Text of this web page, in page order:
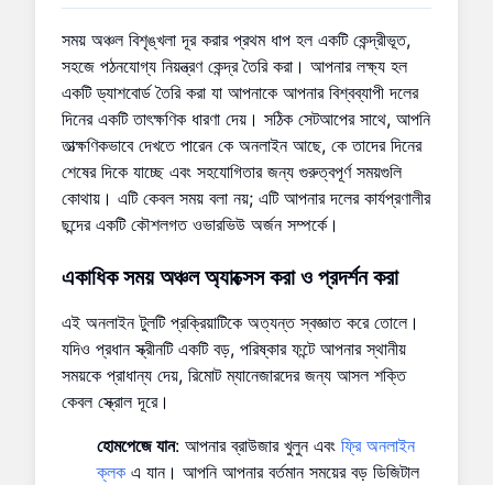
সময় অঞ্চল বিশৃঙ্খলা দূর করার প্রথম ধাপ হল একটি কেন্দ্রীভূত,
সহজে পঠনযোগ্য নিয়ন্ত্রণ কেন্দ্র তৈরি করা। আপনার লক্ষ্য হল
একটি ড্যাশবোর্ড তৈরি করা যা আপনাকে আপনার বিশ্বব্যাপী দলের
দিনের একটি তাৎক্ষণিক ধারণা দেয়। সঠিক সেটআপের সাথে, আপনি
তাত্ক্ষণিকভাবে দেখতে পারেন কে অনলাইন আছে, কে তাদের দিনের
শেষের দিকে যাচ্ছে এবং সহযোগিতার জন্য গুরুত্বপূর্ণ সময়গুলি
কোথায়। এটি কেবল সময় বলা নয়; এটি আপনার দলের কার্যপ্রণালীর
ছন্দের একটি কৌশলগত ওভারভিউ অর্জন সম্পর্কে।
একাধিক সময় অঞ্চলঅ্যাক্সেস করা ও প্রদর্শন করা
এই অনলাইন টুলটি প্রক্রিয়াটিকে অত্যন্ত স্বজ্ঞাত করে তোলে।
যদিও প্রধান স্ক্রীনটি একটি বড়, পরিষ্কার ফন্টে আপনার স্থানীয়
সময়কে প্রাধান্য দেয়, রিমোট ম্যানেজারদের জন্য আসল শক্তি
কেবল স্ক্রোল দূরে।
হোমপেজে যান: আপনার ব্রাউজার খুলুন এবং ফ্রি অনলাইন
ক্লক এ যান। আপনি আপনার বর্তমান সময়ের বড় ডিজিটাল